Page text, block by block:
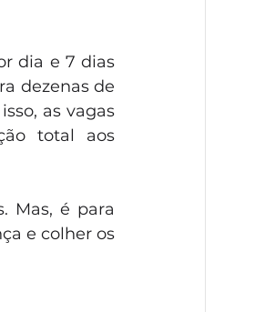
dia e 7 dias
dezenas de
as vagas
total aos
Mas, é para
e colher os